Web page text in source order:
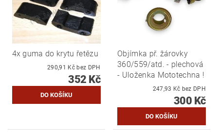
4x guma do krytu řetězu
290,91 Kč bez DPH
352 Kč
Objímka př. žárovky
360/559/atd. - plechová
- Uloženka Mototechna !
247,93 Kč bez DPH
300 Kč